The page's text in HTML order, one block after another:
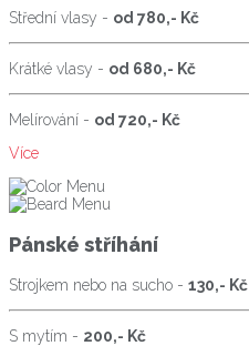
Střední vlasy - od 780,- Kč
Krátké vlasy - od 680,- Kč
Melírování - od 720,- Kč
Více
Pánské stříhání
Strojkem nebo na sucho - 130,- Kč
S mytím - 200,- Kč